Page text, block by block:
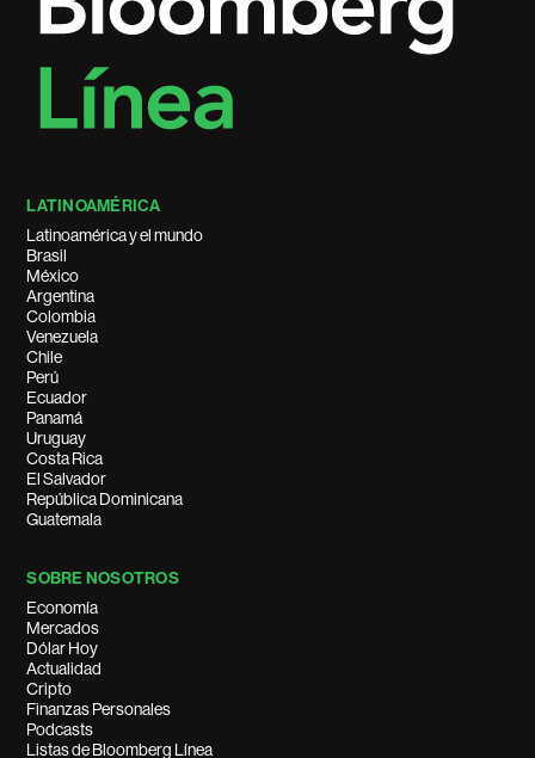
LATINOAMÉRICA
Latinoamérica y el mundo
Brasil
México
Argentina
Colombia
Venezuela
Chile
Perú
Ecuador
Panamá
Uruguay
Costa Rica
El Salvador
República Dominicana
Guatemala
SOBRE NOSOTROS
Economía
Mercados
Dólar Hoy
Actualidad
Cripto
Finanzas Personales
Podcasts
Listas de Bloomberg Línea